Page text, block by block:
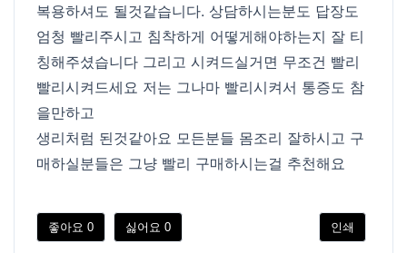
복용하셔도 될것같습니다. 상담하시는분도 답장도
엄청 빨리주시고 침착하게 어떻게해야하는지 잘 티
칭해주셨습니다 그리고 시켜드실거면 무조건 빨리
빨리시켜드세요 저는 그나마 빨리시켜서 통증도 참
을만하고
생리처럼 된것같아요 모든분들 몸조리 잘하시고 구
매하실분들은 그냥 빨리 구매하시는걸 추천해요
좋아요 0 싫어요 0 인쇄